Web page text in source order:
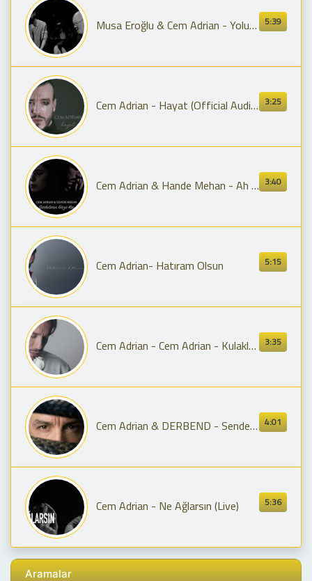
5:39
Musa Eroğlu & Cem Adrian - Yolun Sonu Görünüyor
3:25
Cem Adrian - Hayat (Official Audio)
3:40
Cem Adrian & Hande Mehan - Ah Bu Şarkıların Gözü Kör Olsun (Official Audio)
5:15
Cem Adrian- Hatıram Olsun
3:35
Cem Adrian - Cem Adrian - Kulakların Çınlasın (Official Lyric Video)
4:01
Cem Adrian & DERBEND - Senden Gayrısına
5:36
Cem Adrian - Ne Ağlarsın (Live)
Aramalar